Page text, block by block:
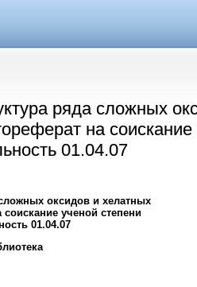
ряда сложных
на соискание
01.04.07
оксидов и хелатных
ученой степени
01.04.07